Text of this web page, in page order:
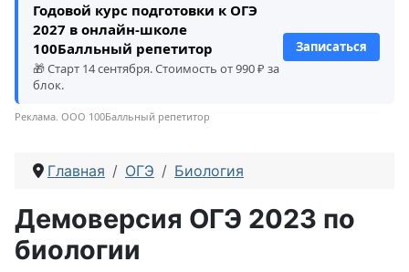
Годовой курс подготовки к ОГЭ
2027 в онлайн-школе
100Балльный репетитор
🎁 Старт 14 сентября. Стоимость от 990 ₽ за
блок.
Записаться
Реклама. ООО 100Балльный репетитор
Главная ОГЭ Биология
Демоверсия ОГЭ 2023 по
биологии